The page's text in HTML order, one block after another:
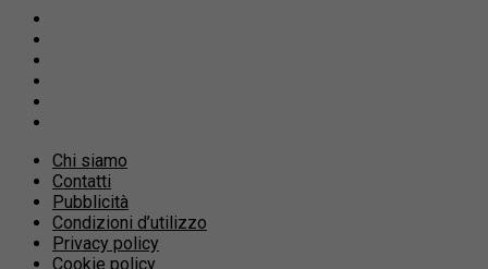
Chi siamo
Contatti
Pubblicità
Condizioni d’utilizzo
Privacy policy
Cookie policy